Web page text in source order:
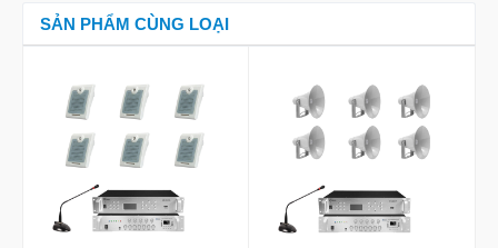
SẢN PHẨM CÙNG LOẠI